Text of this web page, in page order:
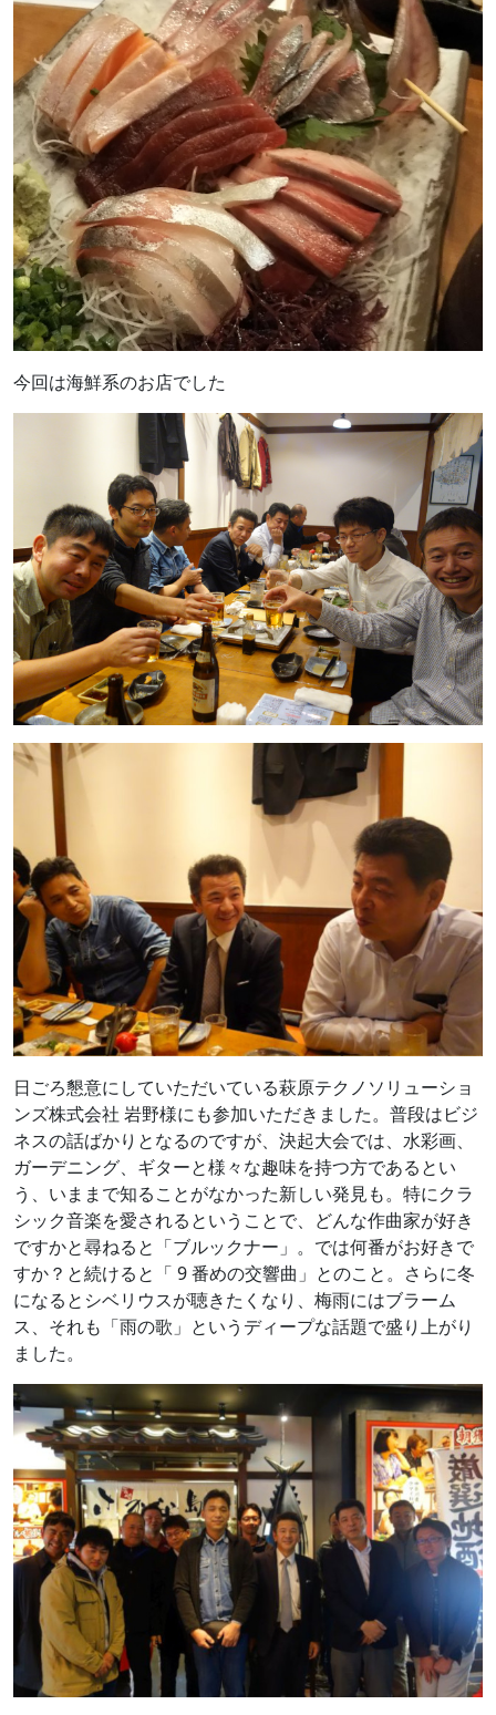
今回は海鮮系のお店でした
日ごろ懇意にしていただいている萩原テクノソリューショ
ンズ株式会社 岩野様にも参加いただきました。普段はビジ
ネスの話ばかりとなるのですが、決起大会では、水彩画、
ガーデニング、ギターと様々な趣味を持つ方であるとい
う、いままで知ることがなかった新しい発見も。特にクラ
シック音楽を愛されるということで、どんな作曲家が好き
ですかと尋ねると「ブルックナー」。では何番がお好きで
すか？と続けると「 9 番めの交響曲」とのこと。さらに冬
になるとシベリウスが聴きたくなり、梅雨にはブラーム
ス、それも「雨の歌」というディープな話題で盛り上がり
ました。